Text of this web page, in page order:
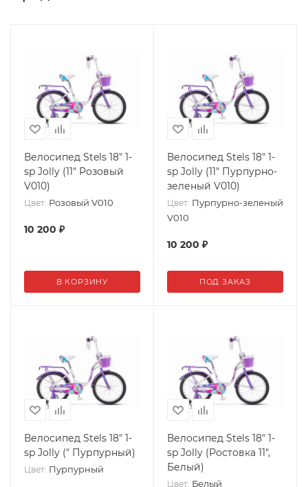
Велосипед Stels 18" 1-
sp Jolly (11" Розовый
V010)
Цвет: Розовый V010
10 200 ₽
В КОРЗИНУ
Велосипед Stels 18" 1-
sp Jolly (11" Пурпурно-
зеленый V010)
Цвет: Пурпурно-зеленый
V010
10 200 ₽
ПОД ЗАКАЗ
Велосипед Stels 18" 1-
sp Jolly (" Пурпурный)
Цвет: Пурпурный
Велосипед Stels 18" 1-
sp Jolly (Ростовка 11",
Белый)
Цвет: Белый